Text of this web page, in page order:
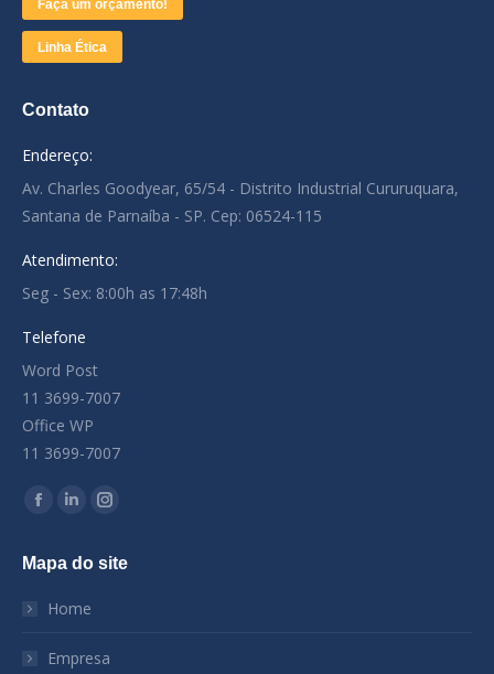
Faça um orçamento!
Linha Ética
Contato
Endereço:
Av. Charles Goodyear, 65/54 - Distrito Industrial Cururuquara,
Santana de Parnaíba - SP. Cep: 06524-115
Atendimento:
Seg - Sex: 8:00h as 17:48h
Telefone
Word Post
11 3699-7007
Office WP
11 3699-7007
Encontre-nos em:
Facebook
opens
window
Linkedin
opens
window
Instagram
opens
window
Mapa do site
Home
Empresa